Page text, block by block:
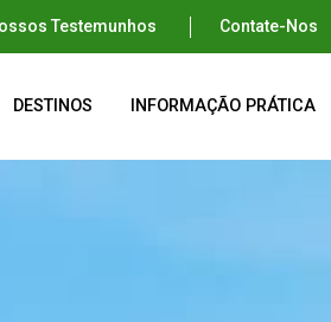
Testemunhos Contate-Nos
DESTINOS INFORMAÇÃO PRÁTICA